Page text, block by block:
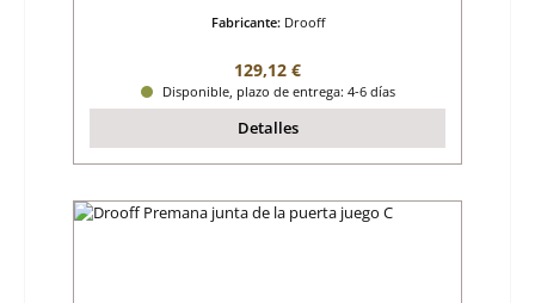
Fabricante: Drooff
Precio normal:
129,12 €
Disponible, plazo de entrega: 4-6 días
Detalles